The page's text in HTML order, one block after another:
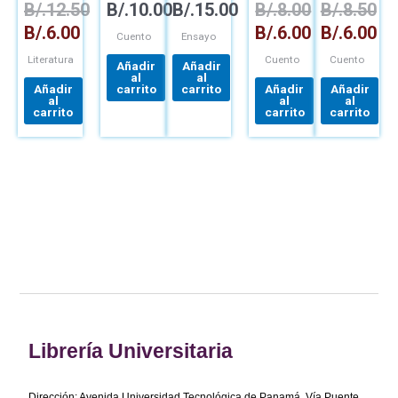
B/.12.50
B/.6.00
Literatura
Añadir
al
carrito
Y SU
MALABARILLOSO
B/.10.00
Cuento
Añadir
al
carrito
LARGA
DE
JARAMILLO
LEVI
B/.15.00
Ensayo
Añadir
al
carrito
B/.8.00
B/.6.00
Cuento
Añadir
al
carrito
B/.8.50
B/.6.00
Cuento
Añadir
al
carrito
Librería Universitaria